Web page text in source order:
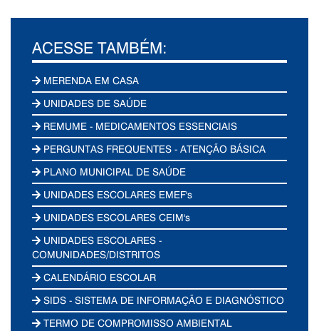
ACESSE TAMBÉM:
MERENDA EM CASA
UNIDADES DE SAÚDE
REMUME - MEDICAMENTOS ESSENCIAIS
PERGUNTAS FREQUENTES - ATENÇÃO BÁSICA
PLANO MUNICIPAL DE SAÚDE
UNIDADES ESCOLARES EMEF's
UNIDADES ESCOLARES CEIM's
UNIDADES ESCOLARES -
COMUNIDADES/DISTRITOS
CALENDÁRIO ESCOLAR
SIDS - SISTEMA DE INFORMAÇÃO E DIAGNÓSTICO
TERMO DE COMPROMISSO AMBIENTAL